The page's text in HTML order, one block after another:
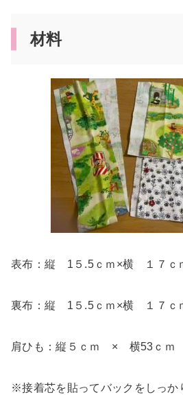
材料
表布：縦 1５.5ｃｍ×横 １７
裏布：縦 1５.5ｃｍ×横 １７
肩ひも：縦５ｃｍ × 横53ｃ
※接着芯を貼ってバックをしっか